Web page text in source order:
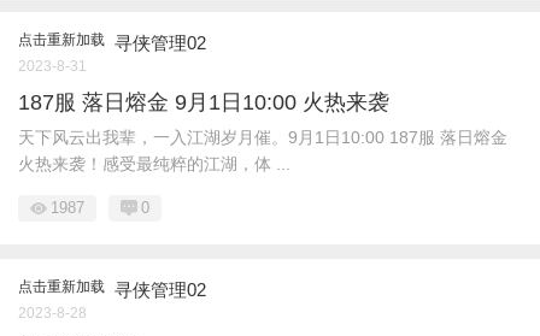
点击重新加载 寻侠管理02
2023-8-31
187服 落日熔金 9月1日10:00 火热来袭
天下风云出我辈，一入江湖岁月催。9月1日10:00 187服 落日熔金
火热来袭！感受最纯粹的江湖，体 ...
1987 0
点击重新加载 寻侠管理02
2023-8-28